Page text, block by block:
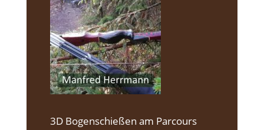
​3D Bogenschießen am Parcours